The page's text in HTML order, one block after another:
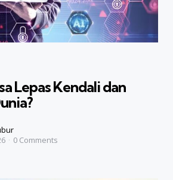
Lepas Kendali dan
0 Comments